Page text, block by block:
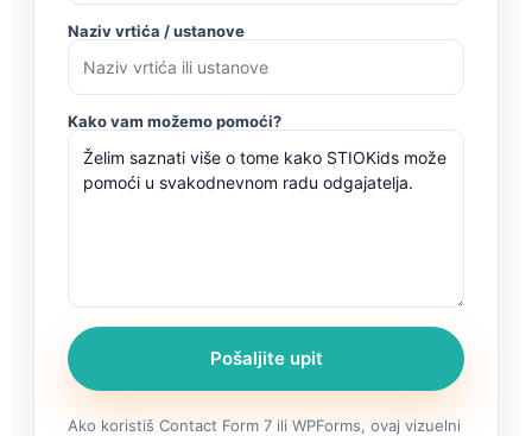
Naziv vrtića / ustanove
Kako vam možemo pomoći?
Pošaljite upit
Ako koristiš Contact Form 7 ili WPForms, ovaj vizuelni